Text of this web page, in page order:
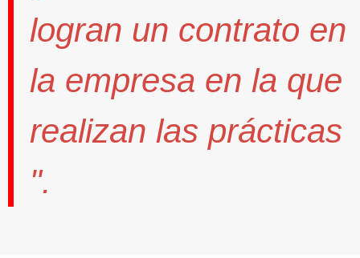
logran un contrato en
la empresa en la que
realizan las prácticas
".